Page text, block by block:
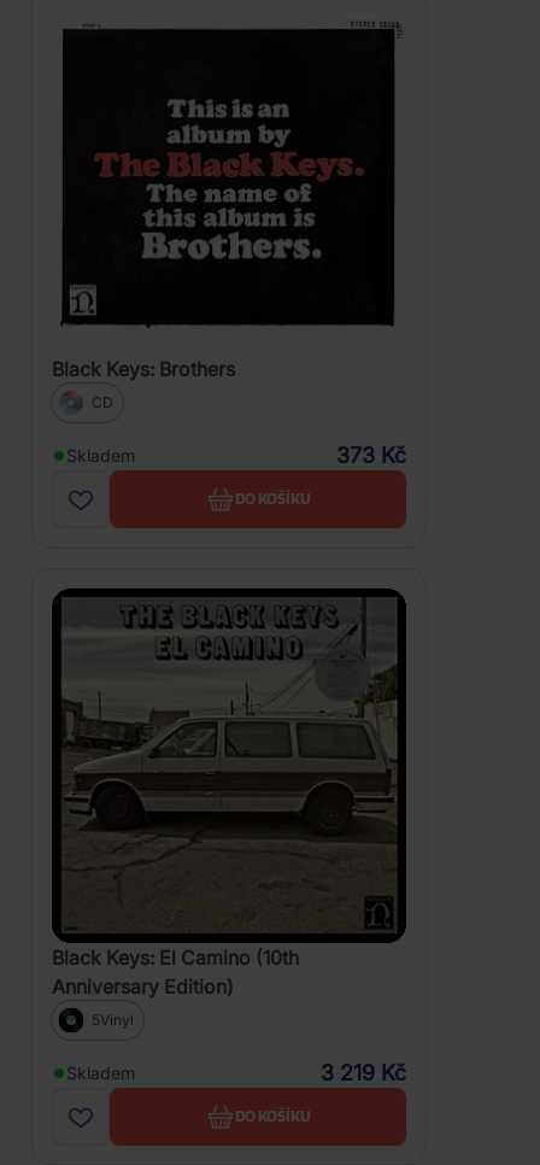
Black Keys: Brothers
CD
Skladem 373 Kč
DO KOŠÍKU
Black Keys: El Camino (10th
Anniversary Edition)
5Vinyl
Skladem 3 219 Kč
DO KOŠÍKU